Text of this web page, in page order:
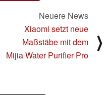
Neuere News
Xiaomi setzt neue
Maßstäbe mit dem
Mijia Water Purifier Pro
⟩